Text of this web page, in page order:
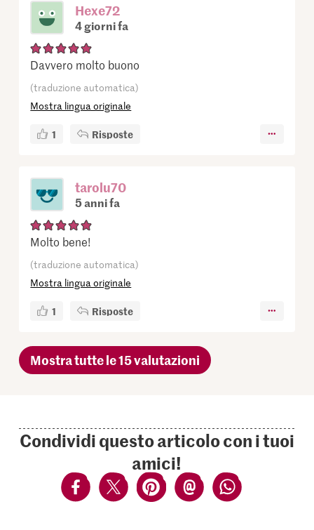
Hexe72
4 giorni fa
Davvero molto buono
(traduzione automatica)
Mostra lingua originale
1 Risposte
tarolu70
5 anni fa
Molto bene!
(traduzione automatica)
Mostra lingua originale
1 Risposte
Mostra tutte le 15 valutazioni
Condividi questo articolo con i tuoi
amici!